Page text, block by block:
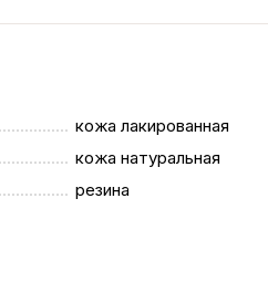
кожа лакированная
кожа натуральная
резина